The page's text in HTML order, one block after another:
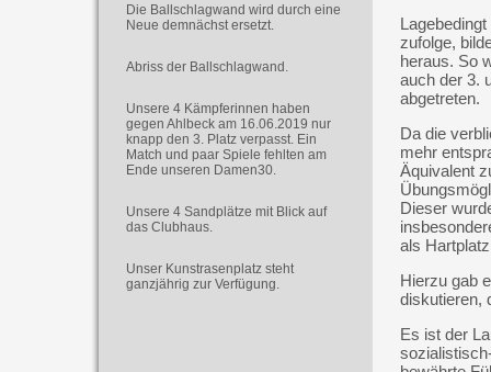
Die Ballschlagwand wird durch eine
Neue demnächst ersetzt.
Abriss der Ballschlagwand.
Unsere 4 Kämpferinnen haben
gegen Ahlbeck am 16.06.2019 nur
knapp den 3. Platz verpasst. Ein
Match und paar Spiele fehlten am
Ende unseren Damen30.
Unsere 4 Sandplätze mit Blick auf
das Clubhaus.
Unser Kunstrasenplatz steht
ganzjährig zur Verfügung.
zufolge,
heraus. So
auch der 3.
abgetreten.
Da die
mehr
Äquivalent
Dieser
als
Hierzu gab
diskutieren,
Es ist der